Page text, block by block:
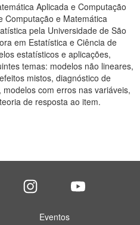
Aplicada e Computação
Computação e Matemática
pela Universidade de São
em Estatística e Ciência de
estatísticos e aplicações,
temas: modelos não lineares,
mistos, diagnóstico de
com erros nas variáveis,
de resposta ao item.
Eventos